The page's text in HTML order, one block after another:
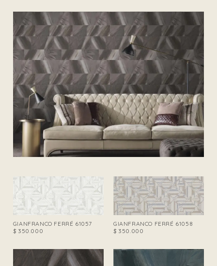
GIANFRANCO FERRÉ 61057
$350.000
GIANFRANCO FERRÉ 61058
$350.000